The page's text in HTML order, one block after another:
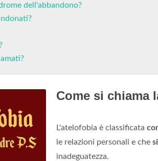
dell'abbandono?
Come si chiama
L'atelofobia è classificata
le relazioni personali e che si
inadeguatezza.